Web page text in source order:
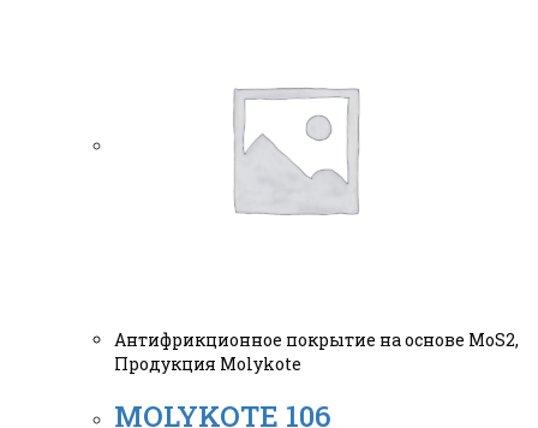
Антифрикционное покрытие на основе MoS2,
Продукция Molykote
MOLYKOTE 106